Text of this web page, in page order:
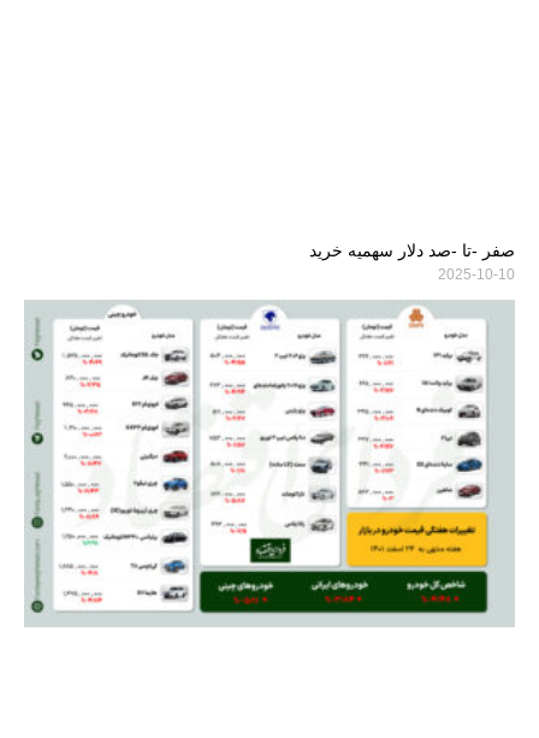
صفر -تا -صد دلار سهمیه خرید
2025-10-10